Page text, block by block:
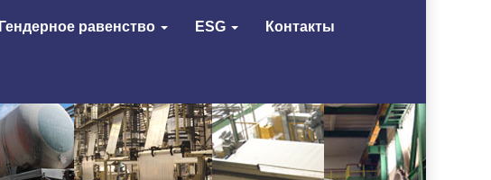
Гендерное равенство ESG Контакты